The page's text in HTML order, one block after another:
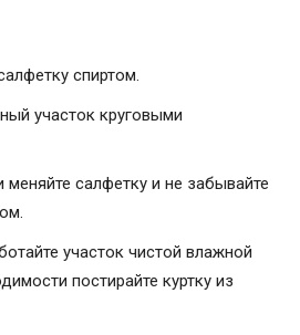
спиртом.
участок круговыми
салфетку и не забывайте
участок чистой влажной
постирайте куртку из